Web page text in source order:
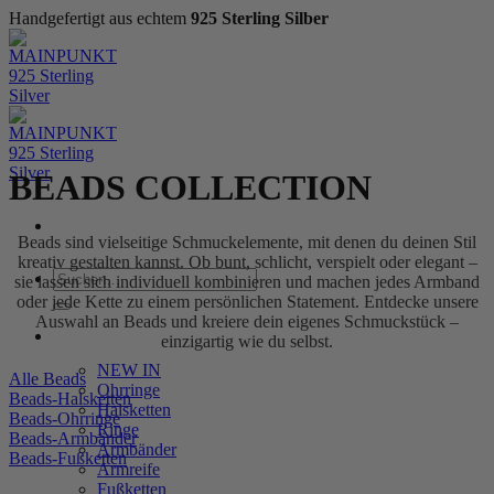
Handgefertigt aus echtem 925 Sterling Silber
Zum
Inhalt
springen
Suchen
nach:
NEW IN
Ohrringe
Halsketten
Ringe
Armbänder
Armreife
Fußketten
BEADS COLLECTION
Beads sind vielseitige Schmuckelemente, mit denen du deinen Stil
kreativ gestalten kannst. Ob bunt, schlicht, verspielt oder elegant –
sie lassen sich individuell kombinieren und machen jedes Armband
oder jede Kette zu einem persönlichen Statement. Entdecke unsere
Auswahl an Beads und kreiere dein eigenes Schmuckstück –
einzigartig wie du selbst.
Alle Beads
Beads-Halsketten
Beads-Ohrringe
Beads-Armbänder
Beads-Fußketten